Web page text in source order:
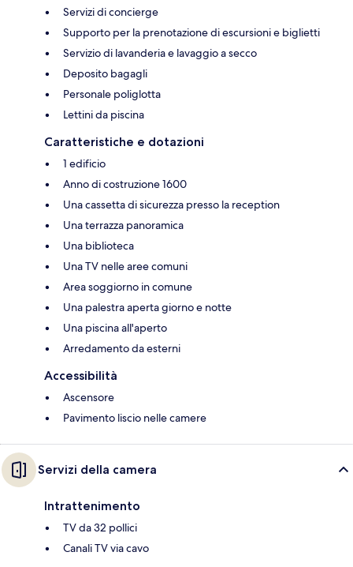
Servizi di concierge
Supporto per la prenotazione di escursioni e biglietti
Servizio di lavanderia e lavaggio a secco
Deposito bagagli
Personale poliglotta
Lettini da piscina
Caratteristiche e dotazioni
1 edificio
Anno di costruzione 1600
Una cassetta di sicurezza presso la reception
Una terrazza panoramica
Una biblioteca
Una TV nelle aree comuni
Area soggiorno in comune
Una palestra aperta giorno e notte
Una piscina all'aperto
Arredamento da esterni
Accessibilità
Ascensore
Pavimento liscio nelle camere
Servizi della camera
Intrattenimento
TV da 32 pollici
Canali TV via cavo